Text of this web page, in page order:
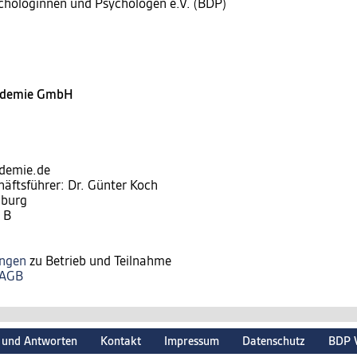
und Psychologen e.V. (BDP)
GmbH
Dr. Günter Koch
B
zu Betrieb und Teilnahme
Antworten Kontakt Impressum Datenschutz BDP